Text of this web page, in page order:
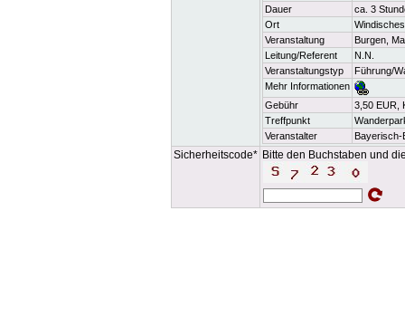
Dauer
ca. 3
Ort
Veranstaltung
Burgen,
Leitung/Referent
N.N.
Veranstaltungstyp
Führung/
Mehr Informationen
Gebühr
3,50 EUR,
Treffpunkt
Veranstalter
Bayerisch-
Sicherheitscode* Bitte den Buchstaben und